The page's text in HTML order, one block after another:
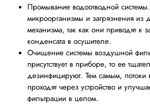
Промывание водоотводной
микроорганизмы и загрязнения из
механизма, так как они приводят к
конденсата в осушителе.
Очищение системы воздушной
присутствует в приборе, то ее
дезинфицируют. Тем самым, потоки
проходят через устройство и
фильтрации в целом.